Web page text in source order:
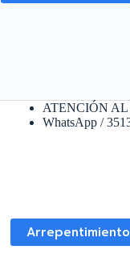
ATENCIÓN
WhatsApp /